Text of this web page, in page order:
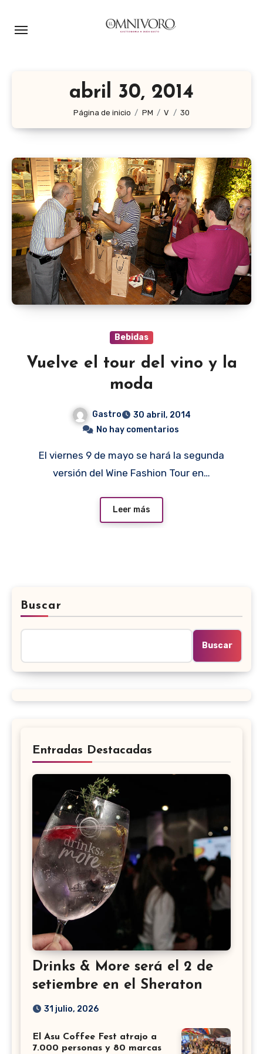
abril 30, 2014
Página de inicio PM V 30
Bebidas
Vuelve el tour del vino y la
moda
Gastro
30 abril, 2014
No hay comentarios
El viernes 9 de mayo se hará la segunda
versión del Wine Fashion Tour en…
Leer más
Buscar
Buscar
Entradas Destacadas
Drinks & More será el 2 de
setiembre en el Sheraton
31 julio, 2026
El Asu Coffee Fest atrajo a
7.000 personas y 80 marcas